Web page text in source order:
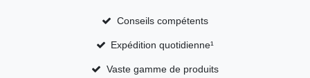
Conseils compétents
Expédition quotidienne¹
Vaste gamme de produits